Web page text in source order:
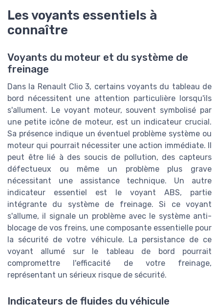
Les voyants essentiels à
connaître
Voyants du moteur et du système de
freinage
Dans la Renault Clio 3, certains voyants du tableau de
bord nécessitent une attention particulière lorsqu'ils
s'allument. Le voyant moteur, souvent symbolisé par
une petite icône de moteur, est un indicateur crucial.
Sa présence indique un éventuel problème système ou
moteur qui pourrait nécessiter une action immédiate. Il
peut être lié à des soucis de pollution, des capteurs
défectueux ou même un problème plus grave
nécessitant une assistance technique. Un autre
indicateur essentiel est le voyant ABS, partie
intégrante du système de freinage. Si ce voyant
s'allume, il signale un problème avec le système anti-
blocage de vos freins, une composante essentielle pour
la sécurité de votre véhicule. La persistance de ce
voyant allumé sur le tableau de bord pourrait
compromettre l'efficacité de votre freinage,
représentant un sérieux risque de sécurité.
Indicateurs de fluides du véhicule